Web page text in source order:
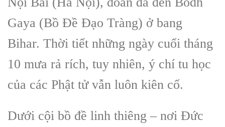
Gaya (Bồ Đề Đạo Tràng) ở bang
Bihar. Thời tiết những ngày cuối tháng
10 mưa rả rích, tuy nhiên, ý chí tu học
của các Phật tử vẫn luôn kiên cố.
Dưới cội bồ đề linh thiêng – nơi Đức